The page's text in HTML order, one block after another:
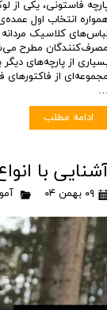
فاستونی، یکی از
انتخاب اول
کلاسیک
مطرح
از پارچه‌های
از فاکتورهای
ادامه مطلب
با انواع
۰۹ بهمن ۰۴